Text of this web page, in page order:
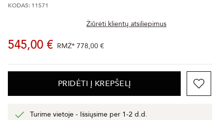
KODAS: 11571
Žiūrėti klientų atsiliepimus
545,00 € RMŽ* 778,00 €
PRIDĖTI Į KREPŠELĮ
Turime vietoje - Išsiųsime per 1-2 d.d.